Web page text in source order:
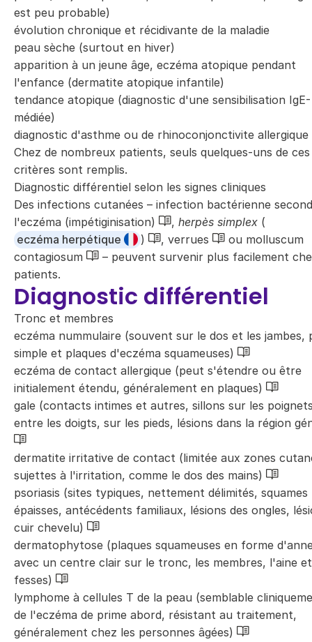
est peu probable)
évolution chronique et récidivante de la maladie
peau sèche (surtout en hiver)
apparition à un jeune âge, eczéma atopique pendant
l'enfance (dermatite atopique infantile)
tendance atopique (diagnostic d'une sensibilisation IgE-
médiée)
diagnostic d'asthme ou de rhinoconjonctivite allergique
Chez de nombreux patients, seuls quelques-uns de ces
critères sont remplis.
Diagnostic différentiel selon les signes cliniques
Des infections cutanées – infection bactérienne
l'eczéma (impétiginisation)
, herpès simplex (
eczéma herpétique
) , verrues
ou molluscum
contagiosum
– peuvent survenir plus facilement
patients.
Diagnostic différentiel
Tronc et membres
eczéma nummulaire (souvent sur le dos et les jambes,
simple et plaques d'eczéma squameuses)
eczéma de contact allergique (peut s'étendre ou être
initialement étendu, généralement en plaques)
gale (contacts intimes et autres, sillons sur les
entre les doigts, sur les pieds, lésions dans la région
dermatite irritative de contact (limitée aux zones
sujettes à l'irritation, comme le dos des mains)
psoriasis (sites typiques, nettement délimités, squames
épaisses, antécédents familiaux, lésions des ongles,
cuir chevelu)
dermatophytose (plaques squameuses en forme
avec un centre clair sur le tronc, les membres, l'aine
fesses)
lymphome à cellules T de la peau (semblable
de l'eczéma de prime abord, résistant au traitement,
généralement chez les personnes âgées)